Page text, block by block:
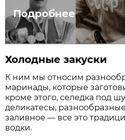
Подробнее
Холодные закуски
К ним мы относим
маринады, которые
кроме этого, селедка под
деликатесы,
заливное — все это
водки.